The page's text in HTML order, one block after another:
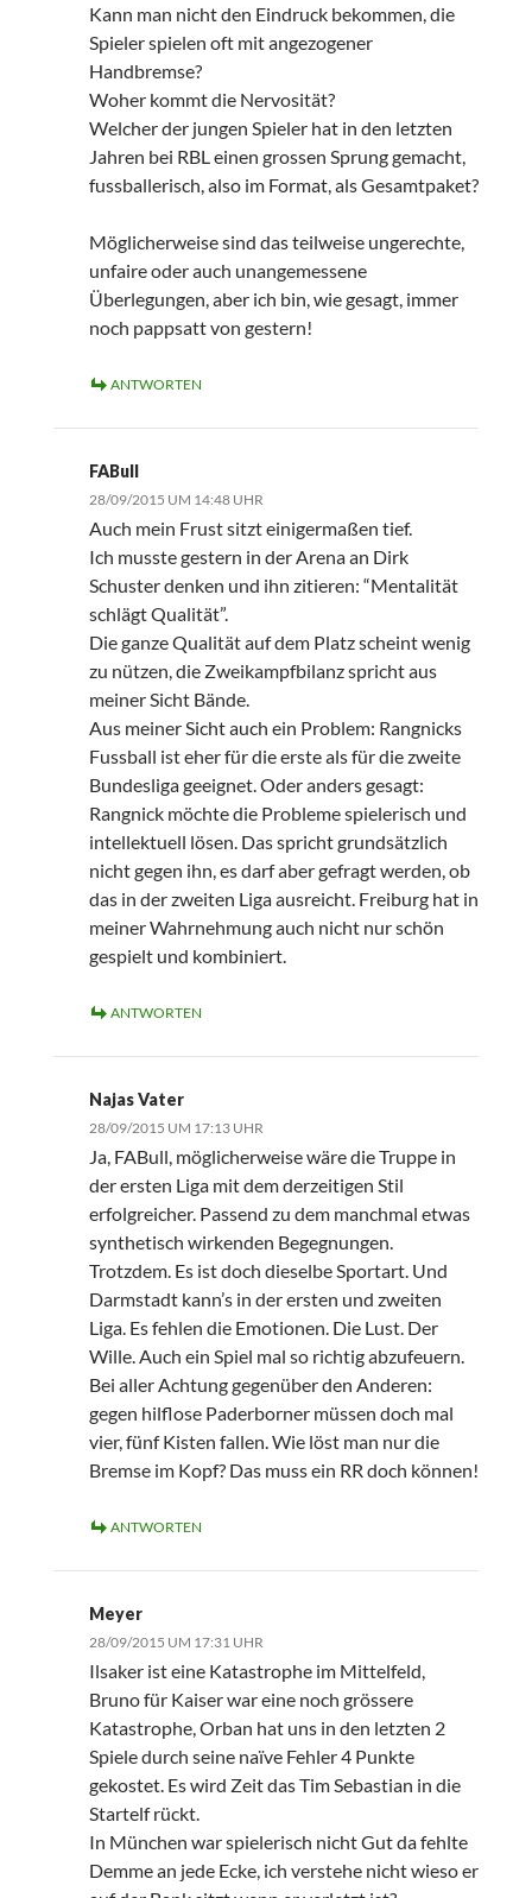
Kann man nicht den Eindruck bekommen, die
Spieler spielen oft mit angezogener
Handbremse?
Woher kommt die Nervosität?
Welcher der jungen Spieler hat in den letzten
Jahren bei RBL einen grossen Sprung gemacht,
fussballerisch, also im Format, als Gesamtpaket?
Möglicherweise sind das teilweise ungerechte,
unfaire oder auch unangemessene
Überlegungen, aber ich bin, wie gesagt, immer
noch pappsatt von gestern!
ANTWORTEN
FABull
28/09/2015 UM 14:48 UHR
Auch mein Frust sitzt einigermaßen tief.
Ich musste gestern in der Arena an Dirk
Schuster denken und ihn zitieren: “Mentalität
schlägt Qualität”.
Die ganze Qualität auf dem Platz scheint wenig
zu nützen, die Zweikampfbilanz spricht aus
meiner Sicht Bände.
Aus meiner Sicht auch ein Problem: Rangnicks
Fussball ist eher für die erste als für die zweite
Bundesliga geeignet. Oder anders gesagt:
Rangnick möchte die Probleme spielerisch und
intellektuell lösen. Das spricht grundsätzlich
nicht gegen ihn, es darf aber gefragt werden, ob
das in der zweiten Liga ausreicht. Freiburg hat in
meiner Wahrnehmung auch nicht nur schön
gespielt und kombiniert.
ANTWORTEN
Najas Vater
28/09/2015 UM 17:13 UHR
Ja, FABull, möglicherweise wäre die Truppe in
der ersten Liga mit dem derzeitigen Stil
erfolgreicher. Passend zu dem manchmal etwas
synthetisch wirkenden Begegnungen.
Trotzdem. Es ist doch dieselbe Sportart. Und
Darmstadt kann’s in der ersten und zweiten
Liga. Es fehlen die Emotionen. Die Lust. Der
Wille. Auch ein Spiel mal so richtig abzufeuern.
Bei aller Achtung gegenüber den Anderen:
gegen hilflose Paderborner müssen doch mal
vier, fünf Kisten fallen. Wie löst man nur die
Bremse im Kopf? Das muss ein RR doch können!
ANTWORTEN
Meyer
28/09/2015 UM 17:31 UHR
Ilsaker ist eine Katastrophe im Mittelfeld,
Bruno für Kaiser war eine noch grössere
Katastrophe, Orban hat uns in den letzten 2
Spiele durch seine naïve Fehler 4 Punkte
gekostet. Es wird Zeit das Tim Sebastian in die
Startelf rückt.
In München war spielerisch nicht Gut da fehlte
Demme an jede Ecke, ich verstehe nicht wieso er